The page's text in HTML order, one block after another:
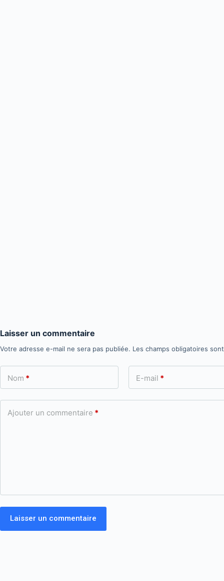
Laisser un commentaire
Votre adresse e-mail ne sera pas publiée. Les champs obligatoires
Nom * E-mail *
Ajouter un commentaire *
Laisser un commentaire